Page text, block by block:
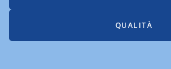
QUALITÀ